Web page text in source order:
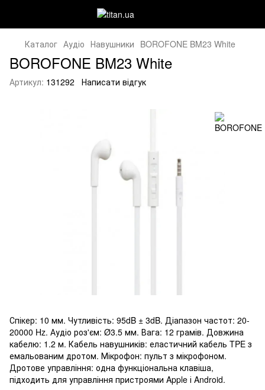
Каталог Аудіо Навушники BOROFONE BM23 White
BOROFONE BM23 White
Артикул: 131292 Написати відгук
Спікер: 10 мм. Чутливість: 95dB ± 3dB. Діапазон частот: 20-
20000 Hz. Аудіо роз'єм: Ø3.5 мм. Вага: 12 грамів. Довжина
кабелю: 1.2 м. Кабель навушників: еластичний кабель TPE з
емальованим дротом. Мікрофон: пульт з мікрофоном.
Дротове управління: одна функціональна клавіша,
підходить для управління пристроями Apple і Android.